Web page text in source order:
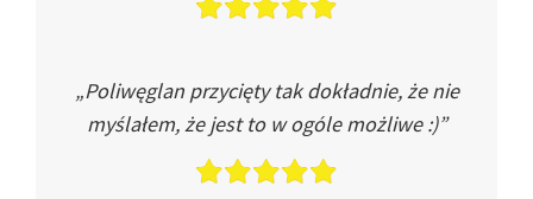
„Poliwęglan przycięty tak dokładnie, że nie
myślałem, że jest to w ogóle możliwe :)”